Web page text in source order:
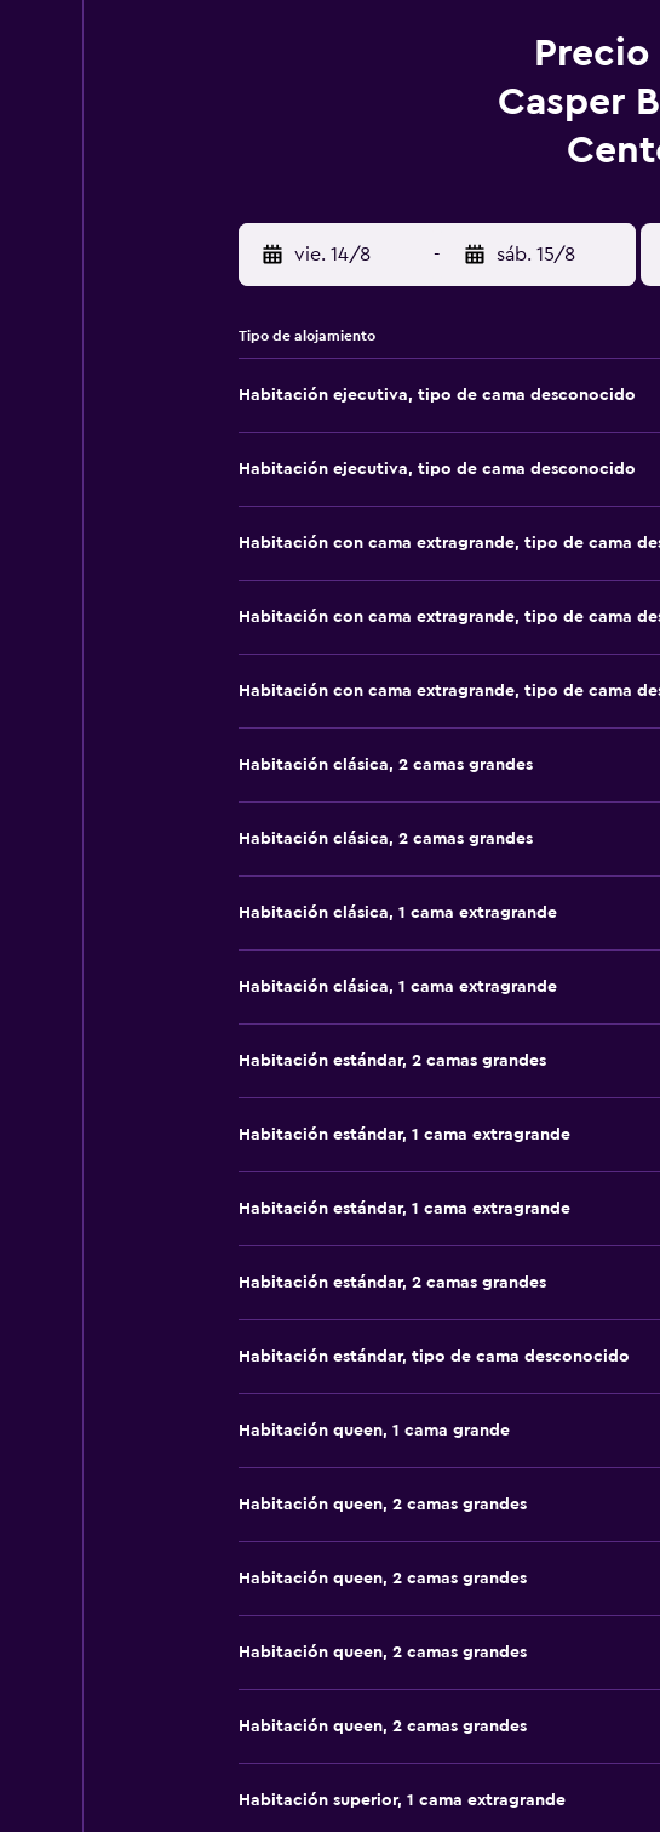
Casper
vie. 14/8 - sáb. 15/8
Tipo de alojamiento
Habitación ejecutiva, tipo de cama desconocido
Habitación ejecutiva, tipo de cama desconocido
Habitación con cama extragrande, tipo de cama
Habitación con cama extragrande, tipo de cama
Habitación con cama extragrande, tipo de cama
Habitación clásica, 2 camas grandes
Habitación clásica, 2 camas grandes
Habitación clásica, 1 cama extragrande
Habitación clásica, 1 cama extragrande
Habitación estándar, 2 camas grandes
Habitación estándar, 1 cama extragrande
Habitación estándar, 1 cama extragrande
Habitación estándar, 2 camas grandes
Habitación estándar, tipo de cama desconocido
Habitación queen, 1 cama grande
Habitación queen, 2 camas grandes
Habitación queen, 2 camas grandes
Habitación queen, 2 camas grandes
Habitación queen, 2 camas grandes
Habitación superior, 1 cama extragrande